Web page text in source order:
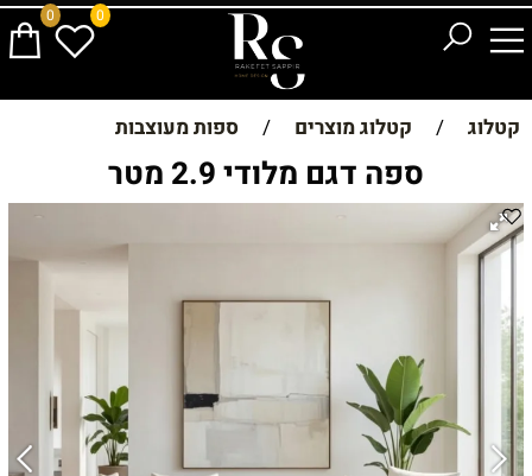
0 0
קטלוג / קטלוג מוצרים / ספות מעוצבות
ספה דגם מלודי 2.9 מטר